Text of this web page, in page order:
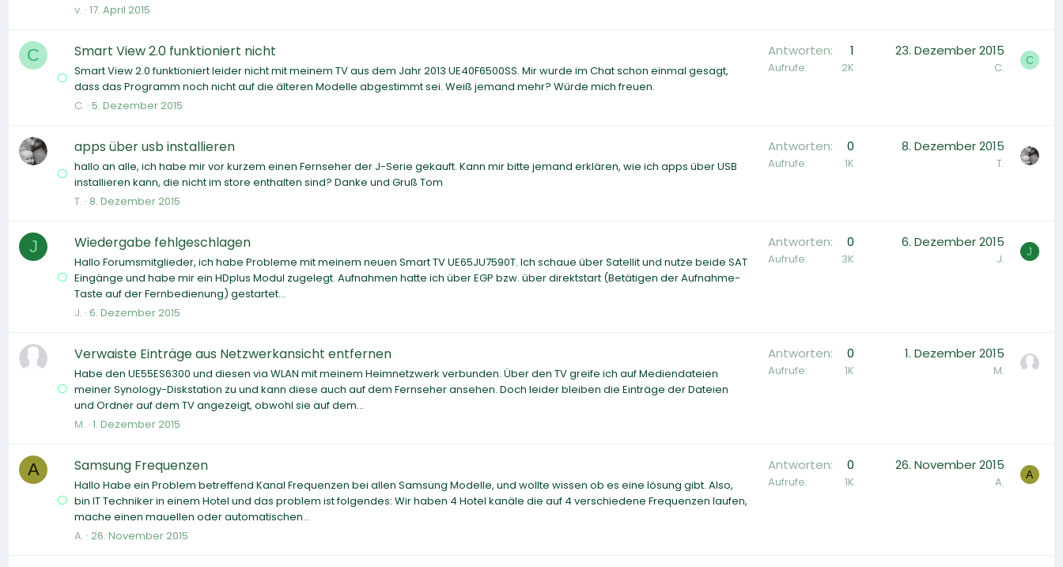
v. 17. April 2015
C Smart View 2.0 funktioniert nicht
Smart View 2.0 funktioniert leider nicht mit meinem TV aus dem Jahr 2013 UE40F6500SS. Mir wurde im Chat schon einmal gesagt,
dass das Programm noch nicht auf die älteren Modelle abgestimmt sei. Weiß jemand mehr? Würde mich freuen.
C. 5. Dezember 2015
Antworten 1
Aufrufe 2K
23. Dezember 2015
C. C
apps über usb installieren
hallo an alle, ich habe mir vor kurzem einen Fernseher der J-Serie gekauft. Kann mir bitte jemand erklären, wie ich apps über USB
installieren kann, die nicht im store enthalten sind? Danke und Gruß Tom
T. 8. Dezember 2015
Antworten 0
Aufrufe 1K
8. Dezember 2015
T.
J Wiedergabe fehlgeschlagen
Hallo Forumsmitglieder, ich habe Probleme mit meinem neuen Smart TV UE65JU7590T. Ich schaue über Satellit und nutze beide SAT
Eingänge und habe mir ein HDplus Modul zugelegt. Aufnahmen hatte ich über EGP bzw. über direktstart (Betätigen der Aufnahme-
Taste auf der Fernbedienung) gestartet...
J. 6. Dezember 2015
Antworten 0
Aufrufe 3K
6. Dezember 2015
J. J
Verwaiste Einträge aus Netzwerkansicht entfernen
Habe den UE55ES6300 und diesen via WLAN mit meinem Heimnetzwerk verbunden. Über den TV greife ich auf Mediendateien
meiner Synology-Diskstation zu und kann diese auch auf dem Fernseher ansehen. Doch leider bleiben die Einträge der Dateien
und Ordner auf dem TV angezeigt, obwohl sie auf dem...
M. 1. Dezember 2015
Antworten 0
Aufrufe 1K
1. Dezember 2015
M.
A Samsung Frequenzen
Hallo Habe ein Problem betreffend Kanal Frequenzen bei allen Samsung Modelle, und wollte wissen ob es eine lösung gibt. Also,
bin IT Techniker in einem Hotel und das problem ist folgendes: Wir haben 4 Hotel kanäle die auf 4 verschiedene Frequenzen laufen,
mache einen mauellen oder automatischen...
A. 26. November 2015
Antworten 0
Aufrufe 1K
26. November 2015
A. A